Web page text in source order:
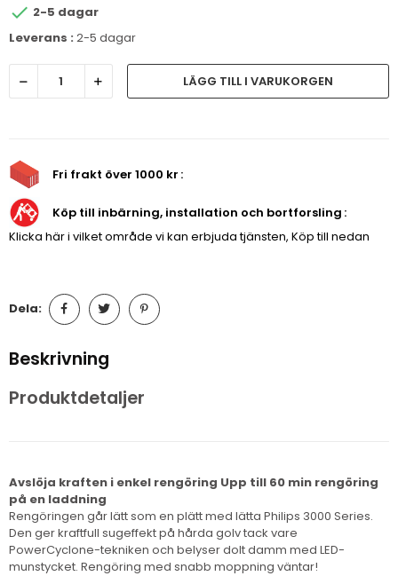
 2-5 dagar
Leverans : 2-5 dagar
LÄGG TILL I VARUKORGEN
Fri frakt över 1000 kr
Köp till inbärning, installation och bortforsling
Klicka här i vilket område vi kan erbjuda tjänsten, Köp till nedan
Dela:
Beskrivning
Produktdetaljer
Avslöja kraften i enkel rengöring Upp till 60 min rengöring
på en laddning
Rengöringen går lätt som en plätt med lätta Philips 3000 Series.
Den ger kraftfull sugeffekt på hårda golv tack vare
PowerCyclone-tekniken och belyser dolt damm med LED-
munstycket. Rengöring med snabb moppning väntar!